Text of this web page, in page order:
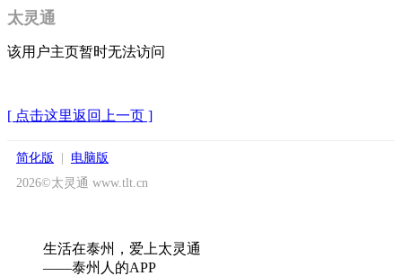
太灵通
该用户主页暂时无法访问
[ 点击这里返回上一页 ]
简化版
电脑版
2026©太灵通 www.tlt.cn
生活在泰州，爱上太灵通
——泰州人的APP